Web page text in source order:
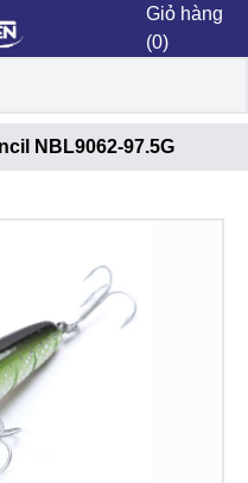
Giỏ hàng
(0)
NBL9062-97.5G